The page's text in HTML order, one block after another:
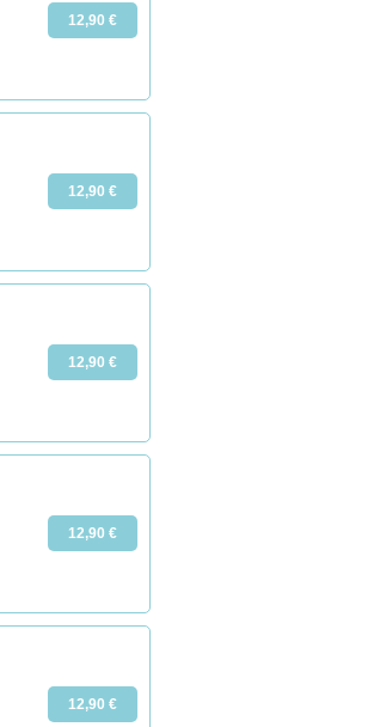
12,90 €
12,90 €
12,90 €
12,90 €
12,90 €